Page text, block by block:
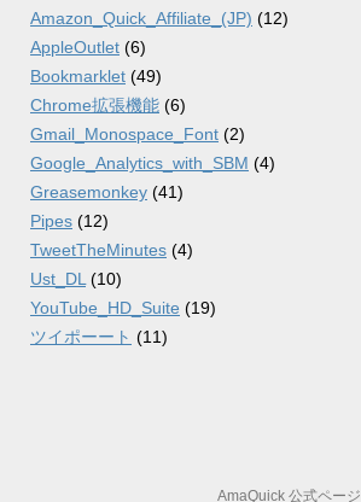
Amazon_Quick_Affiliate_(JP) (12)
AppleOutlet (6)
Bookmarklet (49)
Chrome拡張機能 (6)
Gmail_Monospace_Font (2)
Google_Analytics_with_SBM (4)
Greasemonkey (41)
Pipes (12)
TweetTheMinutes (4)
Ust_DL (10)
YouTube_HD_Suite (19)
ツイポーート (11)
AmaQuick 公式ページ